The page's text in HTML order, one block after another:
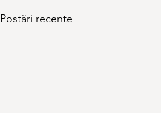
Postări recente